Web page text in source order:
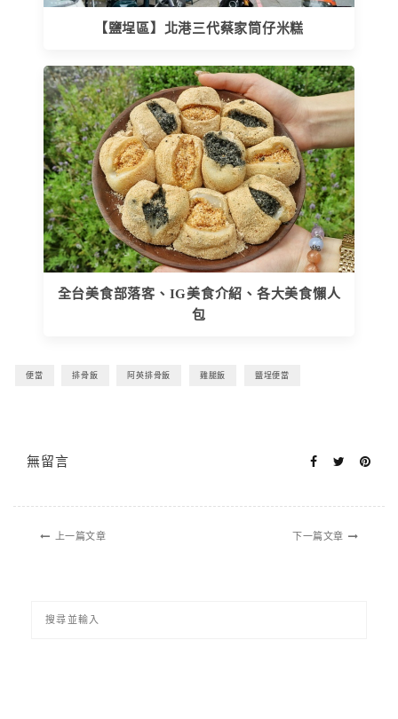
【鹽埕區】北港三代蔡家筒仔米糕
全台美食部落客、IG美食介紹、各大美食懶人
包
便當 排骨飯 阿英排骨飯 雞腿飯 鹽埕便當
無留言
上一篇文章 下一篇文章